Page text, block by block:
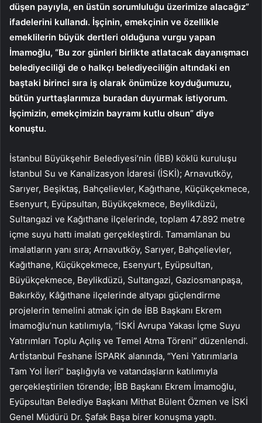
düşen payıyla, en üstün sorumluluğu üzerimize alacağız”
ifadelerini kullandı. İşçinin, emekçinin ve özellikle
emeklilerin büyük dertleri olduğuna vurgu yapan
İmamoğlu, “Bu zor günleri birlikte atlatacak dayanışmacı
belediyeciliği de o halkçı belediyeciliğin altındaki en
baştaki birinci sıra iş olarak önümüze koyduğumuzu,
bütün yurttaşlarımıza buradan duyurmak istiyorum.
İşçimizin, emekçimizin bayramı kutlu olsun” diye
konuştu.
İstanbul Büyükşehir Belediyesi’nin (İBB) köklü kuruluşu
İstanbul Su ve Kanalizasyon İdaresi (İSKİ); Arnavutköy,
Sarıyer, Beşiktaş, Bahçelievler, Kağıthane, Küçükçekmece,
Esenyurt, Eyüpsultan, Büyükçekmece, Beylikdüzü,
Sultangazi ve Kağıthane ilçelerinde, toplam 47.892 metre
içme suyu hattı imalatı gerçekleştirdi. Tamamlanan bu
imalatların yanı sıra; Arnavutköy, Sarıyer, Bahçelievler,
Kağıthane, Küçükçekmece, Esenyurt, Eyüpsultan,
Büyükçekmece, Beylikdüzü, Sultangazi, Gaziosmanpaşa,
Bakırköy, Kâğıthane ilçelerinde altyapı güçlendirme
projelerin temelini atmak için de İBB Başkanı Ekrem
İmamoğlu’nun katılımıyla, “İSKİ Avrupa Yakası İçme Suyu
Yatırımları Toplu Açılış ve Temel Atma Töreni” düzenlendi.
Artİstanbul Feshane İSPARK alanında, “Yeni Yatırımlarla
Tam Yol İleri” başlığıyla ve vatandaşların katılımıyla
gerçekleştirilen törende; İBB Başkanı Ekrem İmamoğlu,
Eyüpsultan Belediye Başkanı Mithat Bülent Özmen ve İSKİ
Genel Müdürü Dr. Şafak Başa birer konuşma yaptı.